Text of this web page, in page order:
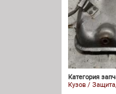
Категория
Кузов /